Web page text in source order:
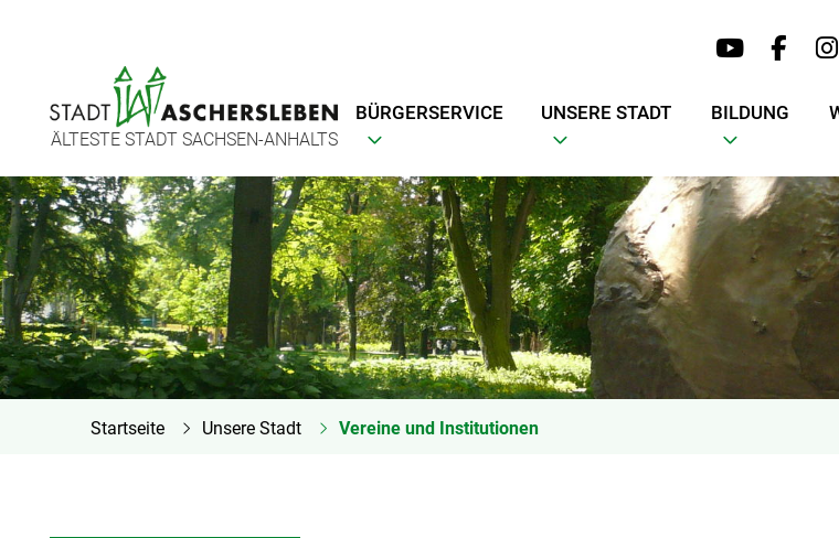
ÄLTESTE STADT SACHSEN-ANHALTS
BÜRGERSERVICE UNSERE STADT BILDUNG
Startseite Unsere Stadt Vereine und Institutionen